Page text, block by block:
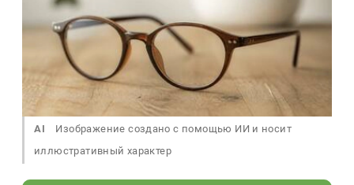
AI
Изображение создано с помощью ИИ и носит
иллюстративный характер